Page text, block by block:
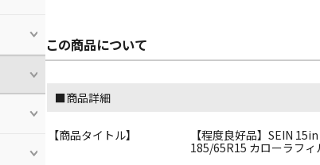
この商品について
■商品詳細
【商品タイトル】
【程度良好品】SEIN
185/65R15 カローラフィ